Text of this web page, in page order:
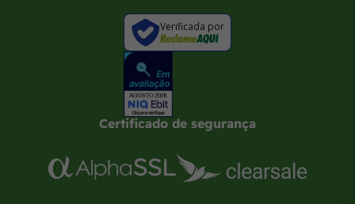
Verificada por
Certificado de segurança